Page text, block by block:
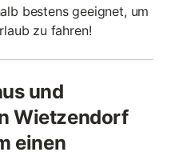
bestens geeignet, um
zu fahren!
und
Wietzendorf
einen